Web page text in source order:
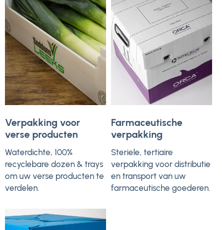
Verpakking voor
verse producten
Waterdichte, 100%
recyclebare dozen & trays
om uw verse producten te
verdelen.
Farmaceutische
verpakking
Steriele, tertiaire
verpakking voor distributie
en transport van uw
farmaceutische goederen.